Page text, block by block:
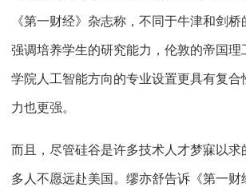
《第一财经》杂志称，不同于牛津和剑
强调培养学生的研究能力，伦敦的帝国理
学院人工智能方向的专业设置更具有复合
力也更强。
而且，尽管硅谷是许多技术人才梦寐以求
多人不愿远赴美国。缪亦舒告诉《第一财